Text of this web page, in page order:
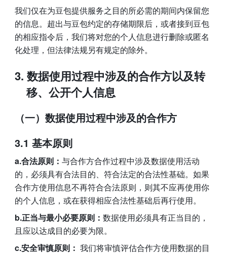
我们仅在为豆包提供服务之目的所必需的期间内保留您
的信息。超出与豆包约定的存储期限后，或者接到豆包
的相应指令后，我们将对您的个人信息进行删除或匿名
化处理，但法律法规另有规定的除外。
数据使用过程中涉及的合作方以及转
移、公开个人信息
（一）数据使用过程中涉及的合作方
3.1 基本原则
a.合法原则： 与合作方合作过程中涉及数据使用活动
的，必须具有合法目的、符合法定的合法性基础。如果
合作方使用信息不再符合合法原则，则其不应再使用你
的个人信息，或在获得相应合法性基础后再行使用。
b.正当与最小必要原则： 数据使用必须具有正当目的，
且应以达成目的必要为限。
c.安全审慎原则： 我们将审慎评估合作方使用数据的目